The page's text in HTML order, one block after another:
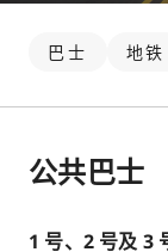
巴士 地铁
公共巴士
1 号、2 号及 3